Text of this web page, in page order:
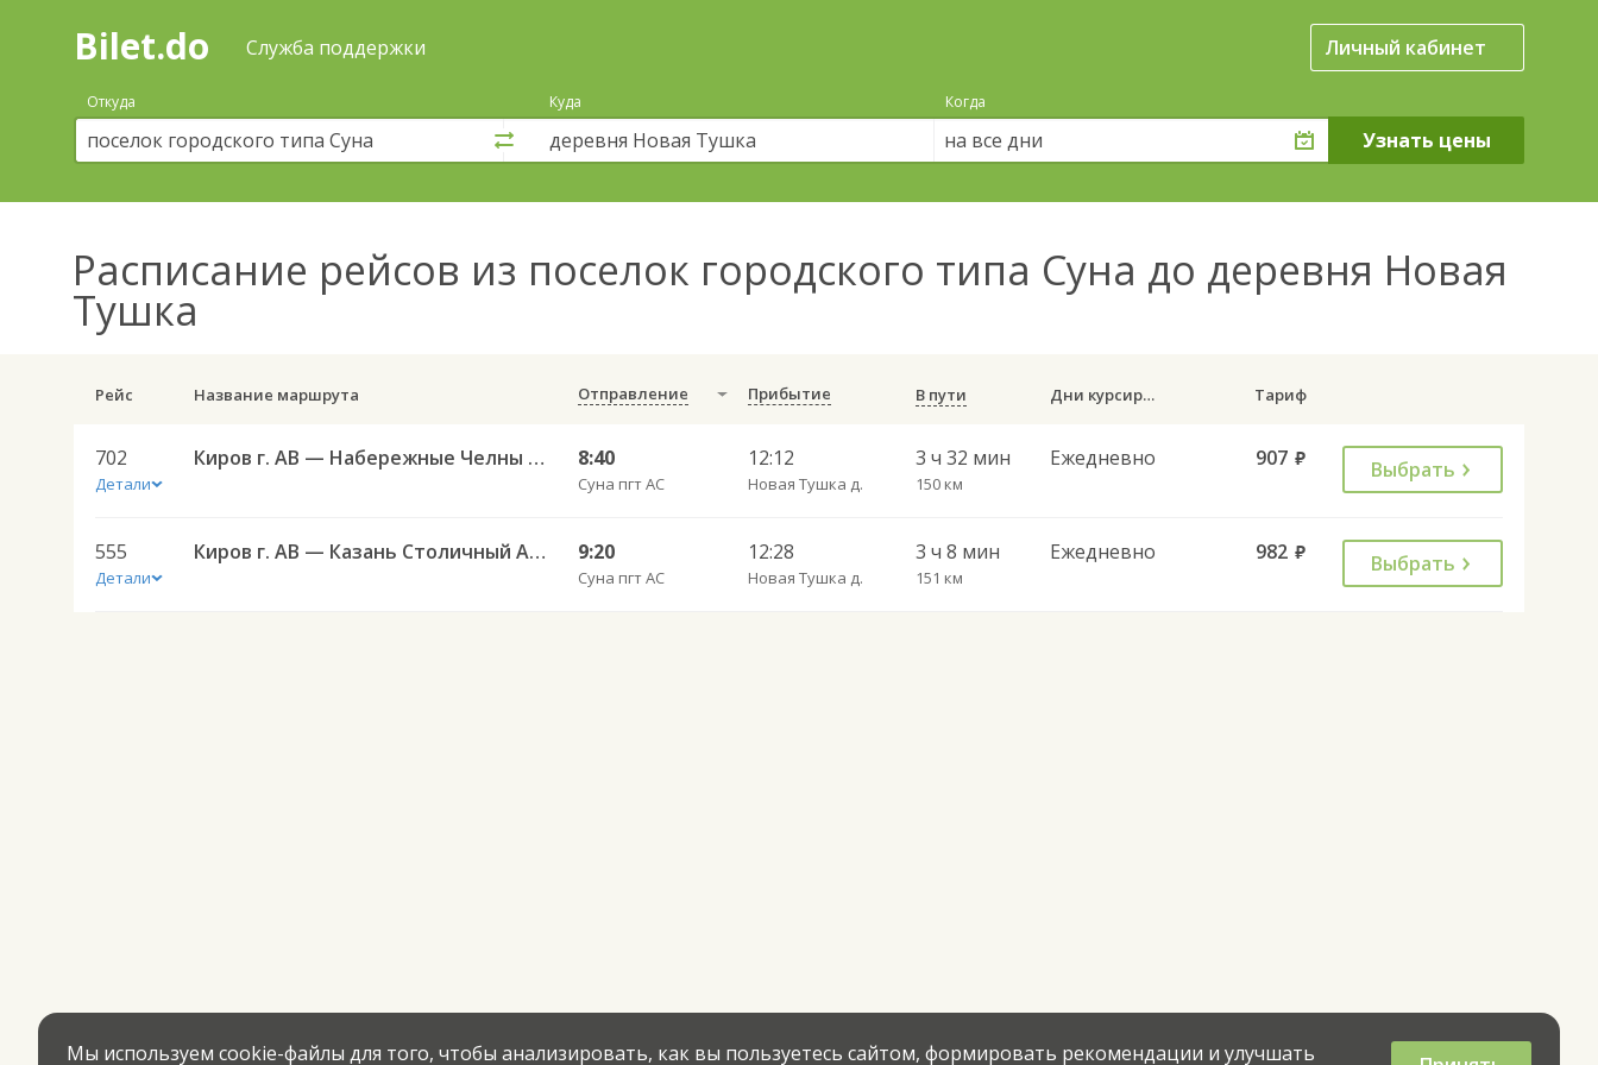
Поиск
покупка
билетов
автобус
онлайн
Bilet.do Служба поддержки Личный кабинет
Откуда Куда Когда
на все дни
Расписание рейсов из поселок городского типа Суна до деревня Новая
Тушка
Рейс Название маршрута Отправление Прибытие В пути Дни курсирования Тариф
702
Детали
Киров г. АВ — Набережные Челны АВ 702 8:40
Суна пгт АС
12:12
Новая Тушка д.
3 ч 32 мин
150 км
Ежедневно 907 руб. Выбрать
555
Детали
Киров г. АВ — Казань Столичный АВ 555 9:20
Суна пгт АС
12:28
Новая Тушка д.
3 ч 8 мин
151 км
Ежедневно 982 руб. Выбрать
Мы используем cookie-файлы для того, чтобы анализировать, как вы пользуетесь сайтом, формировать рекомендации и улучшать